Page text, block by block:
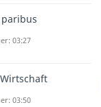
03:27
03:50